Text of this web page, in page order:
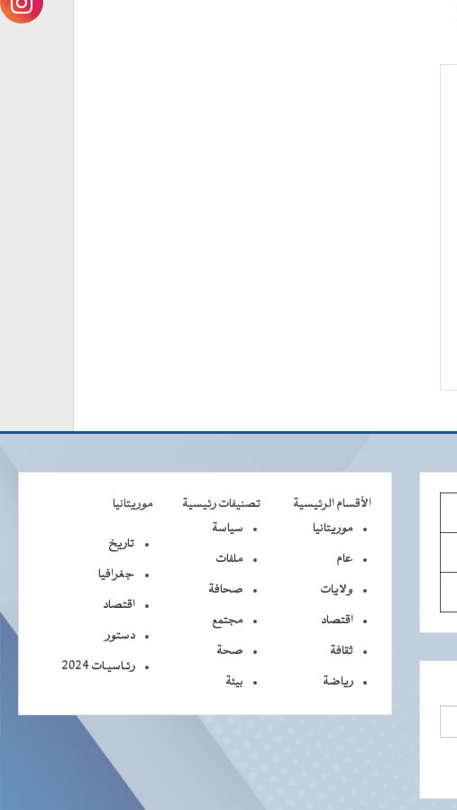
الأقسام الرئيسية تصنيفات رئيسية
موريتانيا
موريتانيا
عام
ولايات
اقتصاد
ثقافة
رياضة
سياسة
ملفات
صحافة
مجتمع
صحة
بيئة
تاريخ
جغرافيا
اقتصاد
دستور
رئـاسيـات 2024